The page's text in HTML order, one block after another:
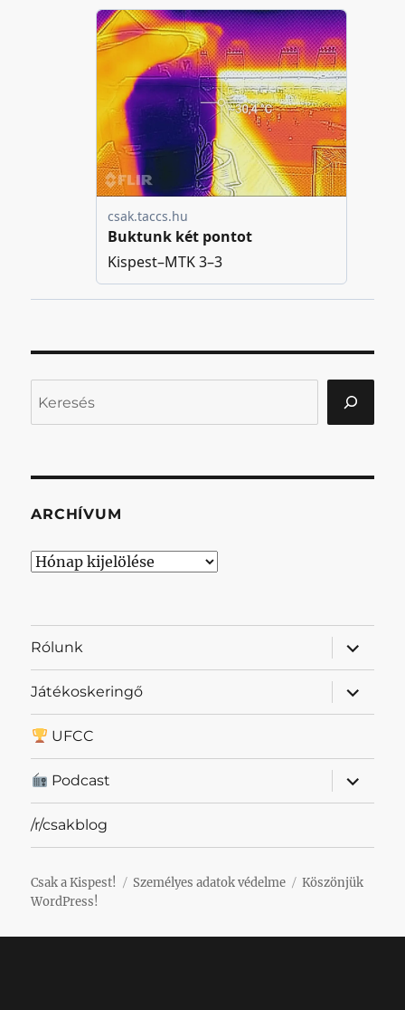
ARCHÍVUM
Archívum
Rólunk
almenü
Játékoskeringő
almenü
UFCC
Podcast
almenü
/r/csakblog
Csak a Kispest! Személyes adatok védelme
Köszönjük
WordPress!